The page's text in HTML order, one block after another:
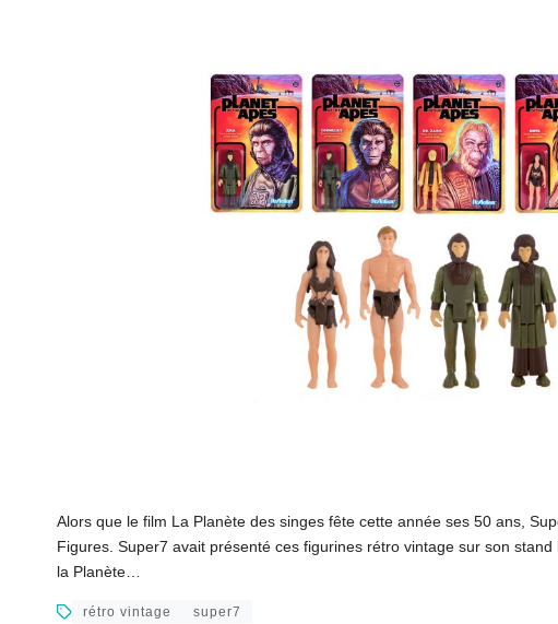
Alors que le film La Planète des singes fête cette année ses 50 ans,
Figures. Super7 avait présenté ces figurines rétro vintage sur son
la Planète…
rétro vintage super7